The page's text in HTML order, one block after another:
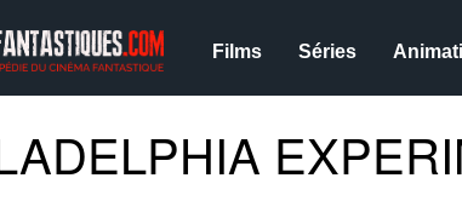
Films Séries